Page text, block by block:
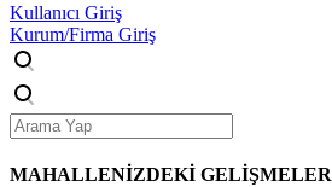
Kullanıcı Giriş
Kurum/Firma Giriş
MAHALLENİZDEKİ GELİŞMELER